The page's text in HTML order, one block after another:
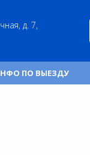
д. 7,
ПО ВЫЕЗДУ